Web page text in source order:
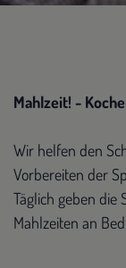
Mahlzeit! -
Wir helfen den
Vorbereiten der
Täglich geben
Mahlzeiten an